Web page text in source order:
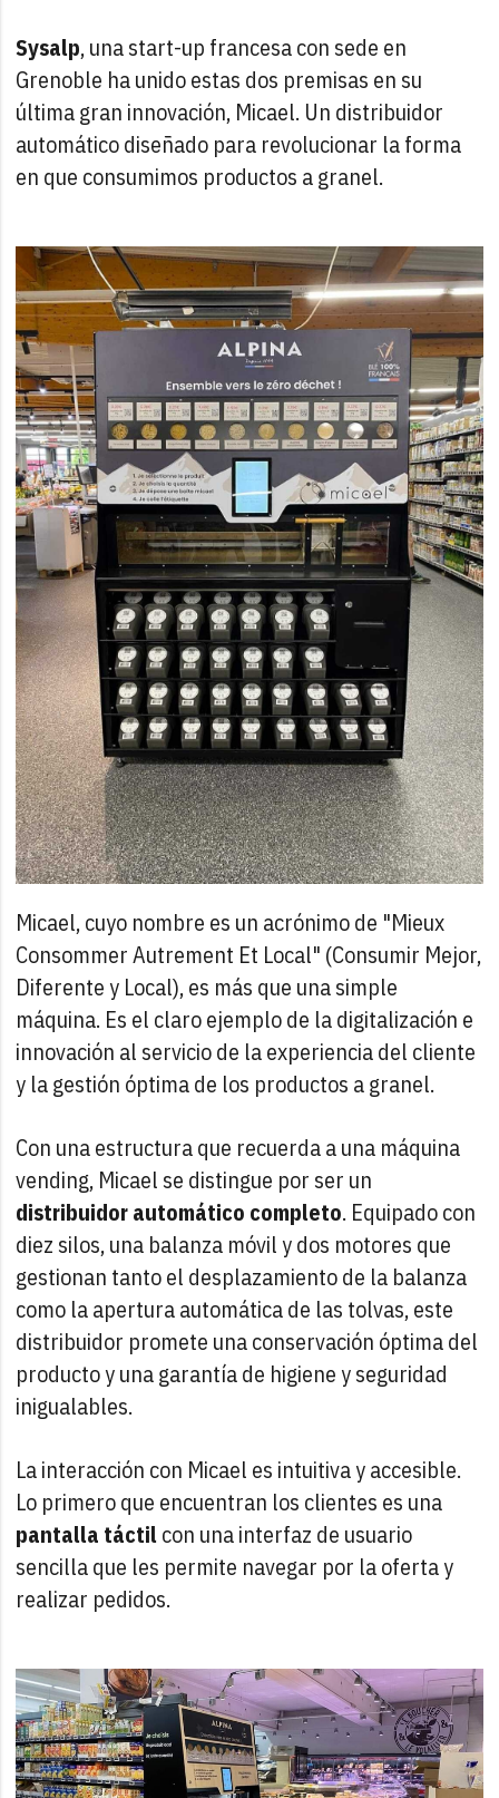
Sysalp, una start-up francesa con sede en
Grenoble ha unido estas dos premisas en su
última gran innovación, Micael. Un distribuidor
automático diseñado para revolucionar la forma
en que consumimos productos a granel.
Micael, cuyo nombre es un acrónimo de "Mieux
Consommer Autrement Et Local" (Consumir Mejor,
Diferente y Local), es más que una simple
máquina. Es el claro ejemplo de la digitalización e
innovación al servicio de la experiencia del cliente
y la gestión óptima de los productos a granel.
Con una estructura que recuerda a una máquina
vending, Micael se distingue por ser un
distribuidor automático completo. Equipado con
diez silos, una balanza móvil y dos motores que
gestionan tanto el desplazamiento de la balanza
como la apertura automática de las tolvas, este
distribuidor promete una conservación óptima del
producto y una garantía de higiene y seguridad
inigualables.
La interacción con Micael es intuitiva y accesible.
Lo primero que encuentran los clientes es una
pantalla táctilcon una interfaz de usuario
sencilla que les permite navegar por la oferta y
realizar pedidos.